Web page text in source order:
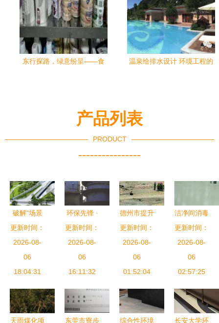
东行探路，绿意纷呈——食
温泉给排水设计 环境工程的
产品列表
PRODUCT
----------------
破解“场景
对接难” 湖
南首次发布
大学生创业
需求清单四
更新时间：
2026-08-
06
18:04:31
环保先锋 ·
探索江F洁
环工YT II氨
法脱硫技术
与应用实景
更新时间：
2026-08-
06
16:11:32
德州市提升
废弃烟囱拆
除服务，环
境工程获好
评
更新时间：
2026-08-
06
01:52:04
洁净间消毒
时是否应关
闭新风 环
境工程视角
解析
更新时间：
2026-08-
06
02:57:25
天雨煤化项 东莞市寮步 综合性环境 长安大学环